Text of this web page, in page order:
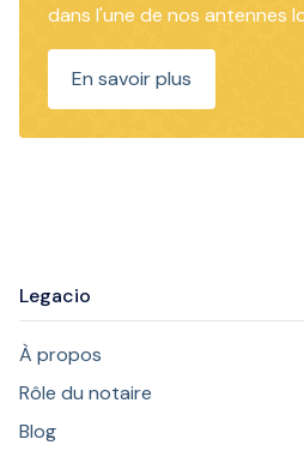
dans l'une de nos antennes
En savoir plus
Legacio
À propos
Rôle du notaire
Blog